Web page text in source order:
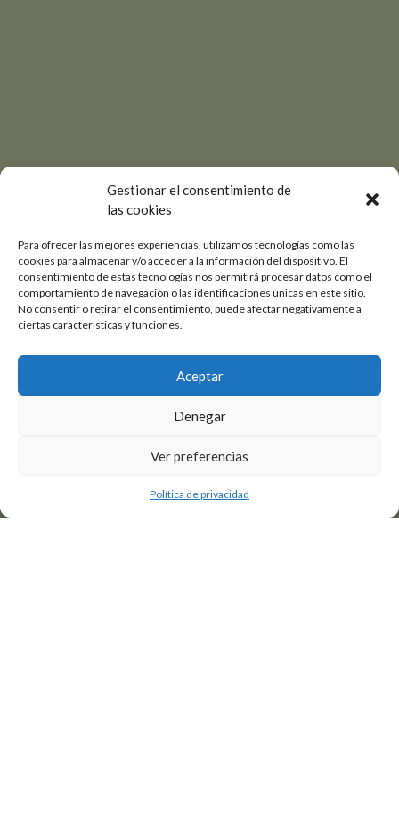
Gestionar el consentimiento de
las cookies
Para ofrecer las mejores experiencias, utilizamos tecnologías como las
cookies para almacenar y/o acceder a la información del dispositivo. El
consentimiento de estas tecnologías nos permitirá procesar datos como el
comportamiento de navegación o las identificaciones únicas en este sitio.
No consentir o retirar el consentimiento, puede afectar negativamente a
ciertas características y funciones.
Aceptar
Denegar
Ver preferencias
Política de privacidad
2
2